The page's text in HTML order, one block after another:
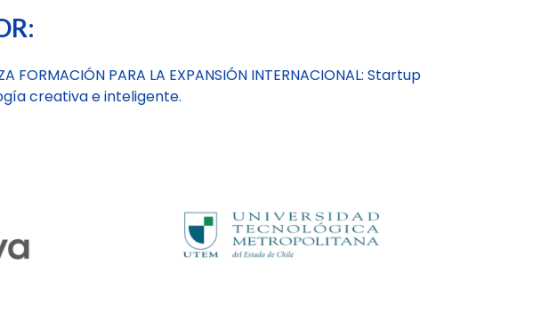
PARA LA EXPANSIÓN INTERNACIONAL: Startup
creativa e inteligente.